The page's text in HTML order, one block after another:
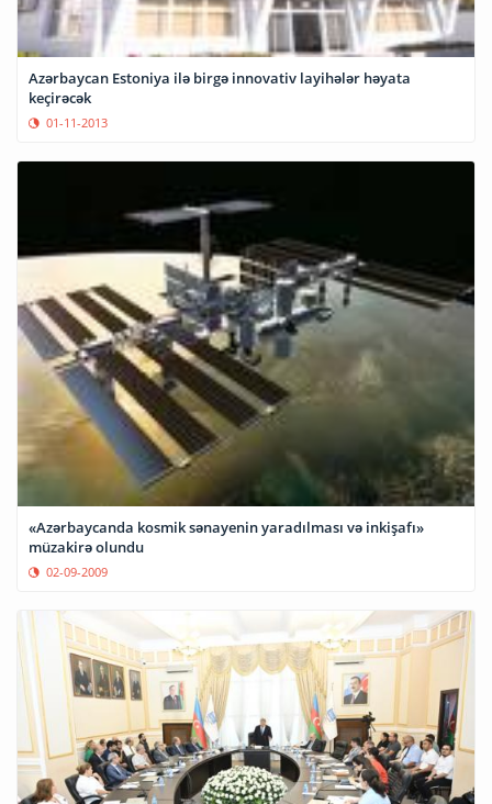
Azərbaycan Estoniya ilə birgə innovativ layihələr həyata
keçirəcək
01-11-2013
«Azərbaycanda kosmik sənayenin yaradılması və inkişafı»
müzakirə olundu
02-09-2009